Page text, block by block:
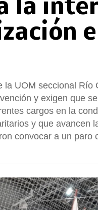
la
UOM seccional Río
y exigen que
cargos en la
y que avancen
convocar a un paro